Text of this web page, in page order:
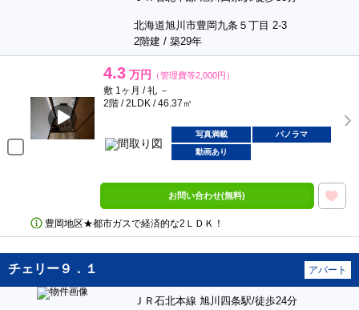
北海道旭川市豊岡九条５丁目 2-3
2階建 / 築29年
4.3 万円 （管理費等2,000円）
敷 1ヶ月 / 礼 －
2階 / 2LDK / 46.37㎡
写真満載
パノラマ
動画あり
お問い合わせ(無料)
豊岡地区★都市ガスで経済的な2ＬＤＫ！
チェリー９．１ アパート
ＪＲ石北本線 旭川四条駅/徒歩24分